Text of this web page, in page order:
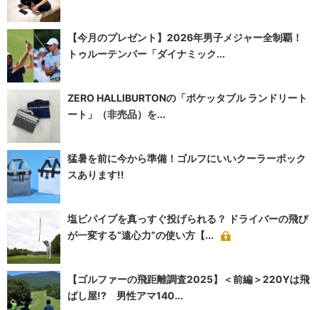
【今月のプレゼント】2026年男子メジャー全制覇！
トゥルーテンパー「ダイナミック...
ZERO HALLIBURTONの「ポケッタブル ランドリート
ート」（非売品）を...
猛暑を前に今から準備！ゴルフにいいクーラーボック
スあります!!
塩ビパイプを真っすぐ投げられる？ ドライバーの飛び
が一変する“遠心力”の使い方【...
【ゴルファーの飛距離調査2025】＜前編＞220Yは飛
ばし屋!? 男性アマ140...